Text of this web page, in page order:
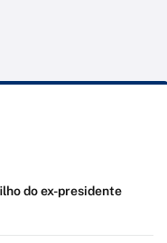
do ex-presidente